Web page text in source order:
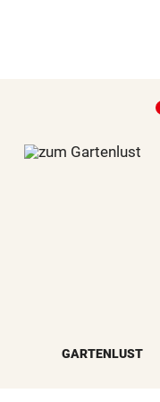
GARTENLUST